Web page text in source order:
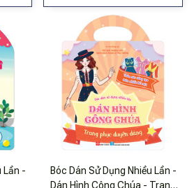
Lần -
Bóc Dán Sử Dụng Nhiều Lần -
Dán Hình Công Chúa - Trang